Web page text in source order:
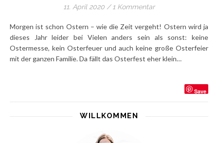
11. April 2020 / 1 Kommentar
Morgen ist schon Ostern – wie die Zeit vergeht! Ostern wird ja
dieses Jahr leider bei Vielen anders sein als sonst: keine
Ostermesse, kein Osterfeuer und auch keine große Osterfeier
mit der ganzen Familie. Da fällt das Osterfest eher klein…
Save
WILLKOMMEN